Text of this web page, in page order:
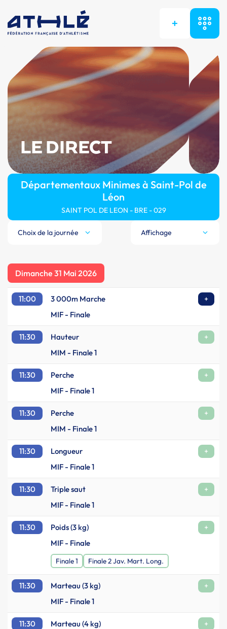
+
LE DIRECT
Départementaux Minimes à Saint-Pol de
Léon
SAINT POL DE LEON - BRE - 029
Choix de la journée Affichage
Dimanche 31 Mai 2026
11:00 3 000m Marche
+
MIF - Finale
11:30 Hauteur
+
MIM - Finale 1
11:30 Perche
+
MIF - Finale 1
11:30 Perche
+
MIM - Finale 1
11:30 Longueur
+
MIF - Finale 1
11:30 Triple saut
+
MIF - Finale 1
11:30 Poids (3 kg)
+
MIF - Finale
Finale 1 Finale 2 Jav. Mart. Long.
11:30 Marteau (3 kg)
+
MIF - Finale 1
11:30 Marteau (4 kg)
+